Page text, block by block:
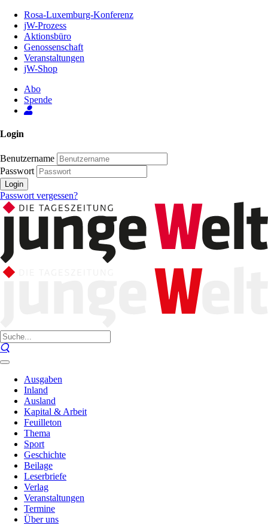
Inhalt
Seite
Rosa-Luxemburg-Konferenz
jW-Prozess
Aktionsbüro
Genossenschaft
Veranstaltungen
jW-Shop
Abo
Spende
Login
Benutzername
Passwort
Login
Passwort vergessen?
Ausgaben
Inland
Ausland
Kapital & Arbeit
Feuilleton
Thema
Sport
Geschichte
Beilage
Leserbriefe
Verlag
Veranstaltungen
Termine
Über uns